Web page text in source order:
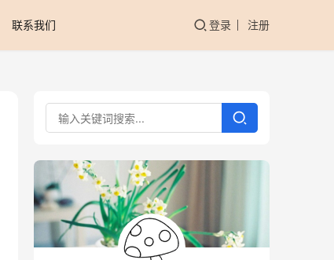
联系我们 登录 注册